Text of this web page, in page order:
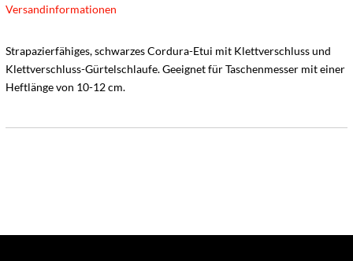
Versandinformationen
Strapazierfähiges, schwarzes Cordura-Etui mit Klettverschluss und
Klettverschluss-Gürtelschlaufe. Geeignet für Taschenmesser mit einer
Heftlänge von 10-12 cm.